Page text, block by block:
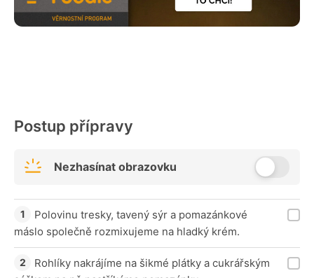
Postup přípravy
Nezhasínat obrazovku
Polovinu tresky, tavený sýr a pomazánkové
máslo společně rozmixujeme na hladký krém.
Rohlíky nakrájíme na šikmé plátky a cukrářským